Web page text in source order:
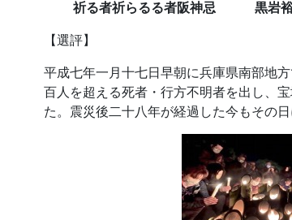
祈る者祈らるる者阪神忌 黒岩裕
【選評】
平成七年一月十七日早朝に兵庫県南部地
百人を超える死者・行方不明者を出し、
た。震災後二十八年が経過した今もその